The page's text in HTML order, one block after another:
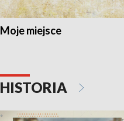
Moje miejsce
HISTORIA